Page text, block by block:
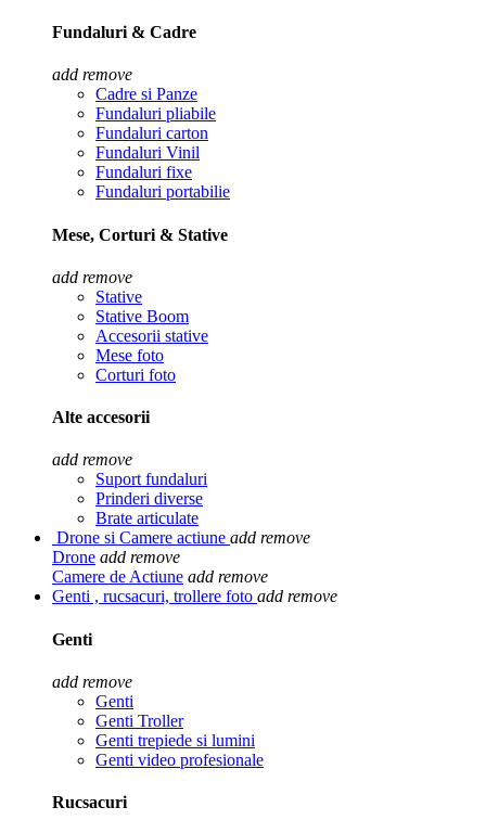
Fundaluri & Cadre
add remove
Cadre si Panze
Fundaluri pliabile
Fundaluri carton
Fundaluri Vinil
Fundaluri fixe
Fundaluri portabilie
Mese, Corturi & Stative
add remove
Stative
Stative Boom
Accesorii stative
Mese foto
Corturi foto
Alte accesorii
add remove
Suport fundaluri
Prinderi diverse
Brate articulate
Drone si Camere actiune add remove
Drone add remove
Camere de Actiune add remove
Genti , rucsacuri, trollere foto add remove
Genti
add remove
Genti
Genti Troller
Genti trepiede si lumini
Genti video profesionale
Rucsacuri